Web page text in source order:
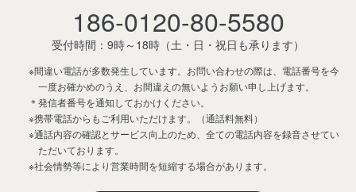
186-0120-80-5580
受付時間：9時～18時 （土・日・祝日も承ります）
※間違い電話が多数発生しています。お問い合わせの際は、電話番号を今
一度お確かめのうえ、お間違えの無いようお願い申し上げます。
＊発信者番号を通知しておかけください。
※携帯電話からもご利用いただけます。（通話料無料）
※通話内容の確認とサービス向上のため、全ての電話内容を録音させてい
ただいております。
※社会情勢等により営業時間を短縮する場合があります。